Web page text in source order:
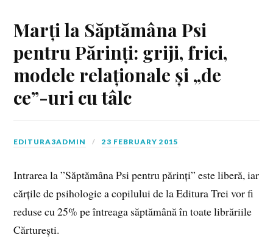
Marți la Săptămâna Psi
pentru Părinți: griji, frici,
modele relaționale și „de
ce”-uri cu tâlc
EDITURA3ADMIN 23 FEBRUARY 2015
Intrarea la ”Săptămâna Psi pentru părinți” este liberă, iar
cărțile de psihologie a copilului de la Editura Trei vor fi
reduse cu 25% pe întreaga săptămână în toate librăriile
Cărturești.